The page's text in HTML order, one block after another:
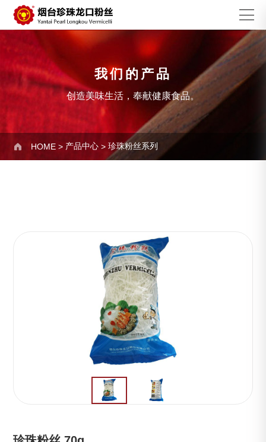
我们的产品
创造美味生活，奉献健康食品。
 HOME > 产品中心 > 珍珠粉丝系列